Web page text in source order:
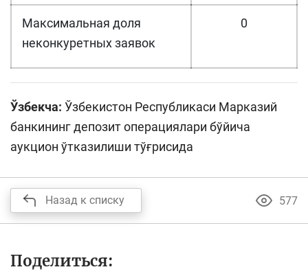
Максимальная доля
неконкуретных заявок
0
Ўзбекча: Ўзбекистон Республикаси Марказий
банкининг депозит операциялари бўйича
аукцион ўтказилиши тўғрисида
Назад к списку 577
Поделиться: